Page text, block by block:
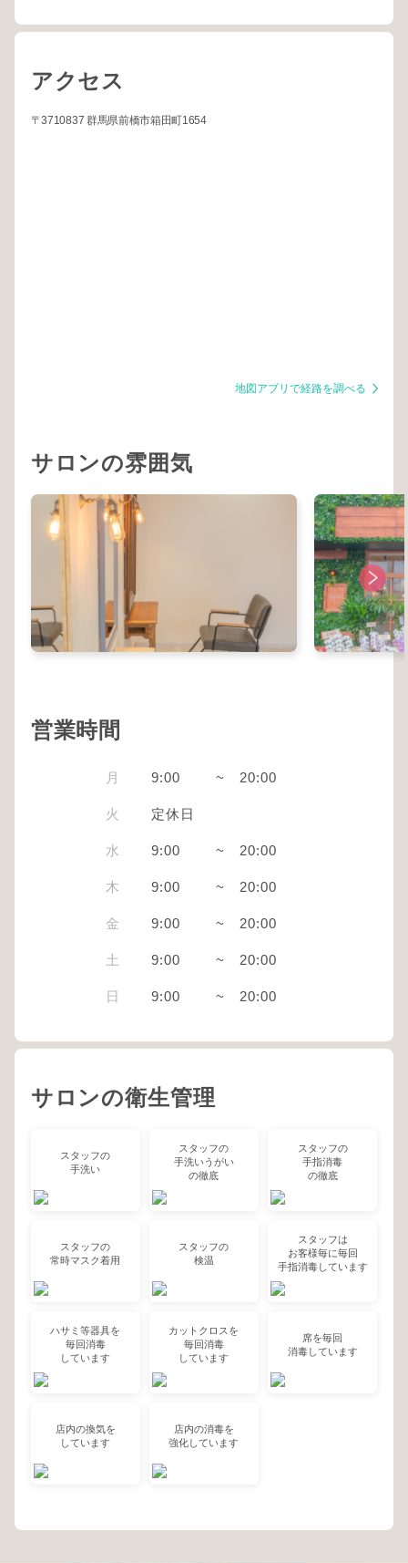
アクセス
〒3710837 群馬県前橋市箱田町1654
地図アプリで経路を調べる
サロンの雰囲気
営業時間
月 9:00 ~ 20:00
火 定休日
水 9:00 ~ 20:00
木 9:00 ~ 20:00
金 9:00 ~ 20:00
土 9:00 ~ 20:00
日 9:00 ~ 20:00
サロンの衛生管理
スタッフの
手洗い
スタッフの
手洗いうがい
の徹底
スタッフの
手指消毒
の徹底
スタッフの
常時マスク着用
スタッフの
検温
スタッフは
お客様毎に毎回
手指消毒しています
ハサミ等器具を
毎回消毒
しています
カットクロスを
毎回消毒
しています
席を毎回
消毒しています
店内の換気を
しています
店内の消毒を
強化しています